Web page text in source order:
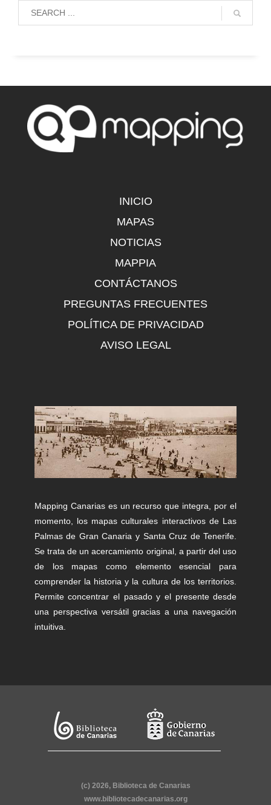
INICIO
MAPAS
NOTICIAS
MAPPIA
CONTÁCTANOS
PREGUNTAS FRECUENTES
POLÍTICA DE PRIVACIDAD
AVISO LEGAL
Mapping Canarias es un recurso que integra, por el
momento, los mapas culturales interactivos de Las
Palmas de Gran Canaria y Santa Cruz de Tenerife.
Se trata de un acercamiento original, a partir del uso
de los mapas como elemento esencial para
comprender la historia y la cultura de los territorios.
Permite concentrar el pasado y el presente desde
una perspectiva versátil gracias a una navegación
intuitiva.
(c) 2026, Biblioteca de Canarias
www.bibliotecadecanarias.org